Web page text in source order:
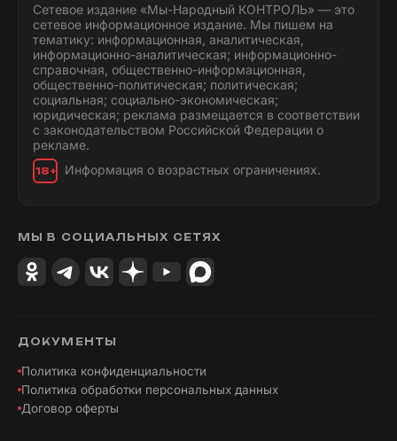
Сетевое издание «Мы-Народный КОНТРОЛЬ» — это
сетевое информационное издание. Мы пишем на
тематику: информационная, аналитическая,
информационно-аналитическая; информационно-
справочная, общественно-информационная,
общественно-политическая; политическая;
социальная; социально-экономическая;
юридическая; реклама размещается в соответствии
с законодательством Российской Федерации о
рекламе.
18+ Информация о возрастных ограничениях.
МЫ В СОЦИАЛЬНЫХ СЕТЯХ
ДОКУМЕНТЫ
Политика конфиденциальности
Политика обработки персональных данных
Договор оферты